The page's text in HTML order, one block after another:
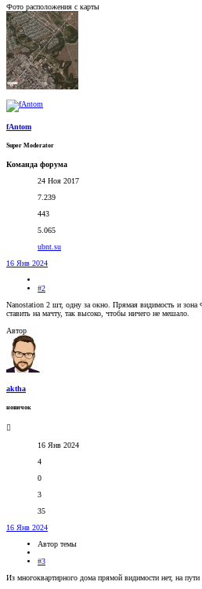
Фото расположения с карты
fAntom
Super Moderator
Команда форума
24 Ноя 2017
7.239
443
5.065
ubnt.su
16 Янв 2024
#2
Nanostation 2 шт, одну за окно. Прямая видимость и
ставить на мачту, так высоко, чтобы ничего не мешало.
Автор
aktha
новичок
16 Янв 2024
4
0
3
35
16 Янв 2024
Автор темы
#3
Из многоквартирного дома прямой видимости нет, на